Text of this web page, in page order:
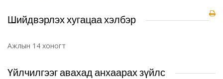
Шийдвэрлэх хугацаа хэлбэр
Ажлын 14 хоногт
Үйлчилгээг авахад анхаарах зүйлс